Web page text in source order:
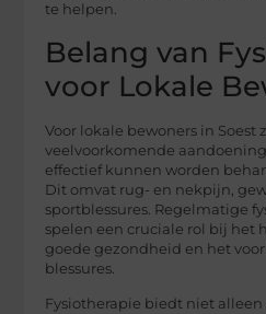
te helpen.
Belang van
voor Lokale
Voor lokale bewoners in Soest
veelvoorkomende
effectief kunnen worden
Dit omvat rug- en nekpijn,
sportblessures. Regelmatige
spelen een cruciale rol bij het
goede gezondheid en het
blessures.
Fysiotherapie biedt niet